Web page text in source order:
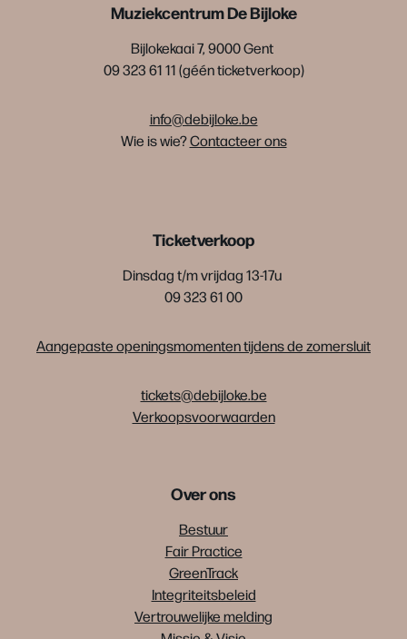
Muziekcentrum De Bijloke
Bijlokekaai 7, 9000 Gent
09 323 61 11 (géén ticketverkoop)
info@debijloke.be
Wie is wie?Contacteer ons
Ticketverkoop
Dinsdag t/m vrijdag 13-17u
09 323 61 00
Aangepaste openingsmomenten tijdens de zomersluit
tickets@debijloke.be
Verkoopsvoorwaarden
Over ons
Bestuur
Fair Practice
GreenTrack
Integriteitsbeleid
Vertrouwelijke melding